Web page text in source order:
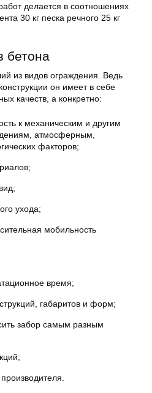
делается в соотношениях
30 кг песка речного 25 кг
бетона
из видов ограждения. Ведь
он имеет в себе
качеств, а конкретно:
к механическим и другим
атмосферным,
факторов;
ухода;
мобильность
время;
габаритов и форм;
забор самым разным